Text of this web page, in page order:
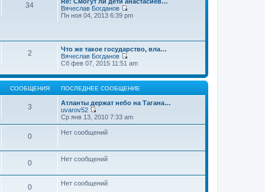
е
н
и
о
о
б
н
и
ю
с
л
е
м
у
с
о
б
щ
е
н
и
ю
и
п
д
е
м
у
с
о
о
щ
е
34
Вячеслав Богданов
П
й
т
к
о
с
л
д
е
м
е
Пн ноя 04, 2013 6:39 pm
2
Что же такое государство, вла…
Вячеслав Богданов
П
р
е
й
т
и
п
о
д
м
Сб фев 07, 2015 11:51 am
СООБЩЕНИЯ ПОСЛЕДНЕЕ СООБЩЕНИЕ
3
Атланты держат небо на Тагана…
uvarov52
П
е
р
е
т
и
с
Ср янв 13, 2010 7:33 am
0 Нет сообщений
0 Нет сообщений
0 Нет сообщений